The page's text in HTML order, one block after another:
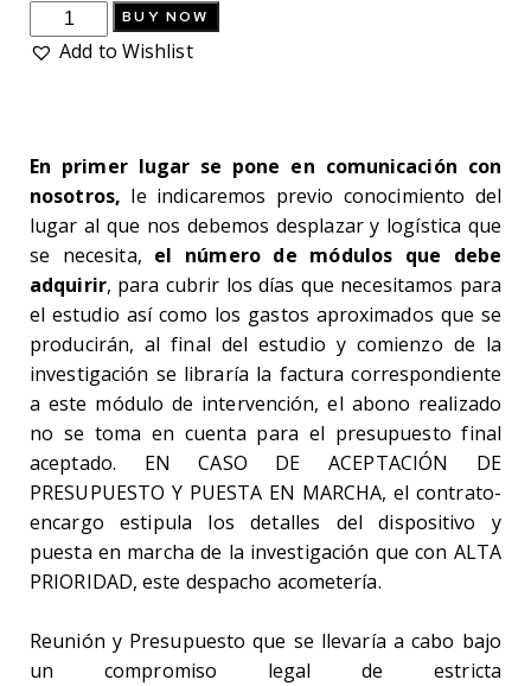
DESPLAZAMIENTO,
REUNIÓN
PRIORIDAD
quantity
BUY NOW
Add to Wishlist
En primer lugar se pone en comunicación con
nosotros, le indicaremos previo conocimiento del
lugar al que nos debemos desplazar y logística que
se necesita, el número de módulos que debe
adquirir, para cubrir los días que necesitamos para
el estudio así como los gastos aproximados que se
producirán, al final del estudio y comienzo de la
investigación se libraría la factura correspondiente
a este módulo de intervención, el abono realizado
no se toma en cuenta para el presupuesto final
aceptado. EN CASO DE ACEPTACIÓN DE
PRESUPUESTO Y PUESTA EN MARCHA, el contrato-
encargo estipula los detalles del dispositivo y
puesta en marcha de la investigación que con ALTA
PRIORIDAD, este despacho acometería.
Reunión y Presupuesto que se llevaría a cabo bajo
un compromiso legal de estricta